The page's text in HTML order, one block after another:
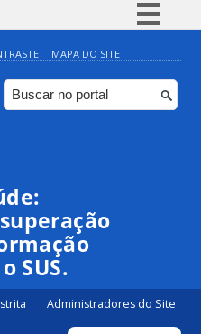
Simplifique!
Comunica BR
Participe
MAPA DO SITE
SUS.
Administradores do Site